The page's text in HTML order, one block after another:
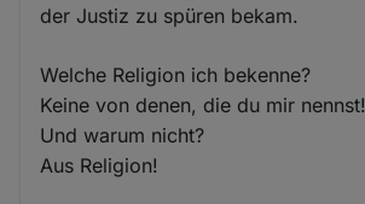
der Justiz zu spüren bekam.
Welche Religion ich bekenne?
Keine von denen, die du mir nennst!
Und warum nicht?
Aus Religion!